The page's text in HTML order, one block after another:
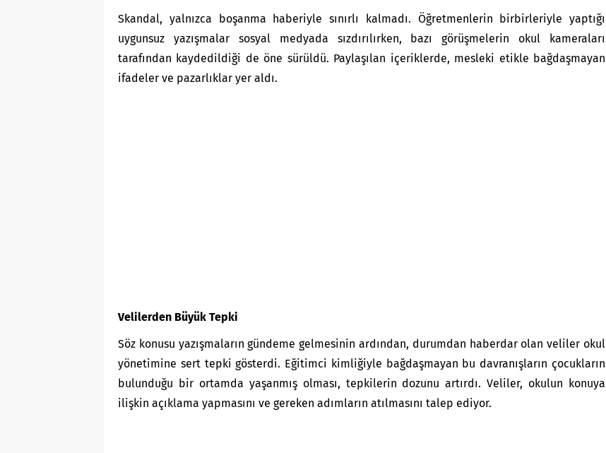
Skandal, yalnızca boşanma haberiyle sınırlı kalmadı. Öğretmenlerin birbirleriyle yaptığı
uygunsuz yazışmalar sosyal medyada sızdırılırken, bazı görüşmelerin okul kameraları
tarafından kaydedildiği de öne sürüldü. Paylaşılan içeriklerde, mesleki etikle bağdaşmayan
ifadeler ve pazarlıklar yer aldı.
Velilerden Büyük Tepki
Söz konusu yazışmaların gündeme gelmesinin ardından, durumdan haberdar olan veliler okul
yönetimine sert tepki gösterdi. Eğitimci kimliğiyle bağdaşmayan bu davranışların çocukların
bulunduğu bir ortamda yaşanmış olması, tepkilerin dozunu artırdı. Veliler, okulun konuya
ilişkin açıklama yapmasını ve gereken adımların atılmasını talep ediyor.